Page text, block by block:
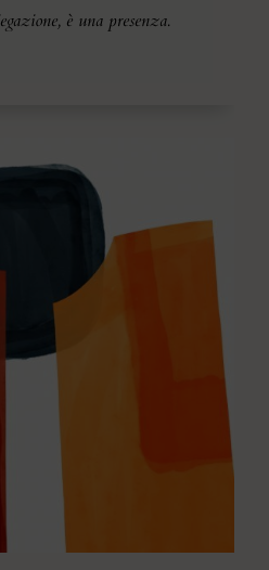
è una presenza.